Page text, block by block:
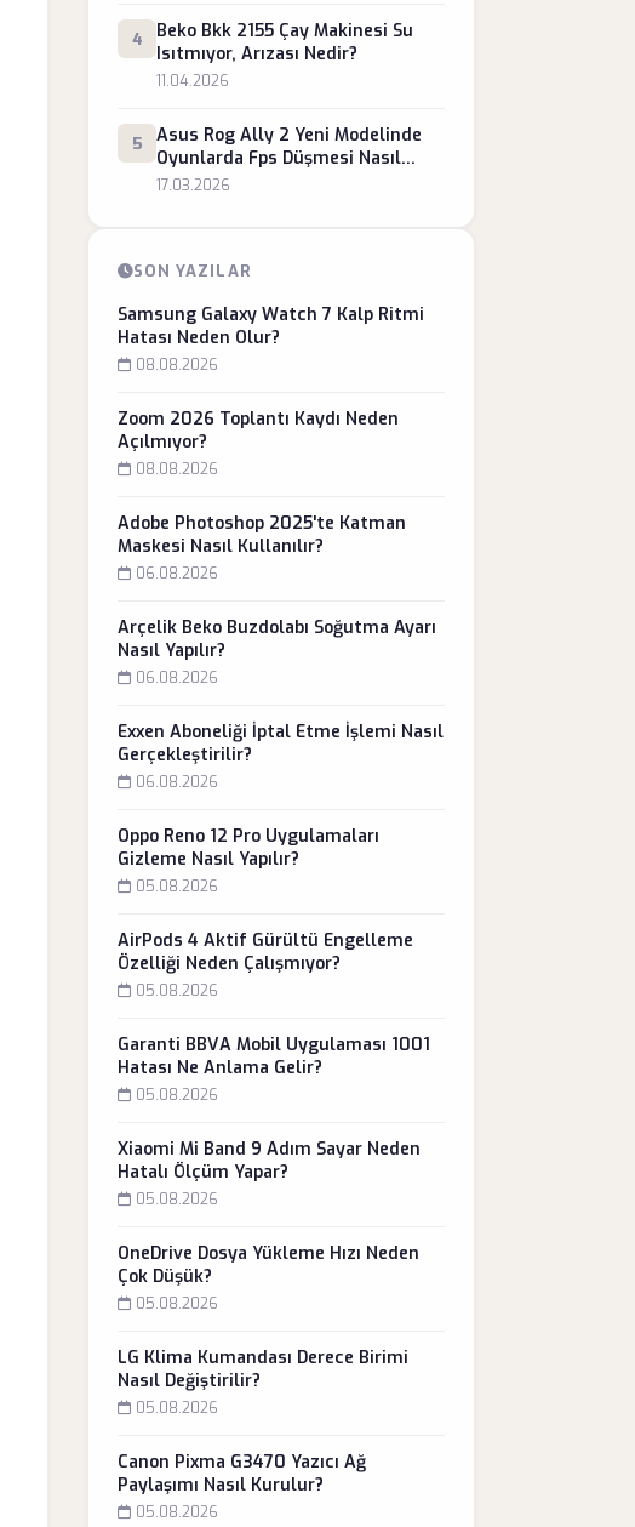
4
Beko Bkk 2155 Çay Makinesi Su
Isıtmıyor, Arızası Nedir?
11.04.2026
5
Asus Rog Ally 2 Yeni Modelinde
Oyunlarda Fps Düşmesi Nasıl
Engellenir?
17.03.2026
SON YAZILAR
Samsung Galaxy Watch 7 Kalp Ritmi
Hatası Neden Olur?
08.08.2026
Zoom 2026 Toplantı Kaydı Neden
Açılmıyor?
08.08.2026
Adobe Photoshop 2025'te Katman
Maskesi Nasıl Kullanılır?
06.08.2026
Arçelik Beko Buzdolabı Soğutma Ayarı
Nasıl Yapılır?
06.08.2026
Exxen Aboneliği İptal Etme İşlemi Nasıl
Gerçekleştirilir?
06.08.2026
Oppo Reno 12 Pro Uygulamaları
Gizleme Nasıl Yapılır?
05.08.2026
AirPods 4 Aktif Gürültü Engelleme
Özelliği Neden Çalışmıyor?
05.08.2026
Garanti BBVA Mobil Uygulaması 1001
Hatası Ne Anlama Gelir?
05.08.2026
Xiaomi Mi Band 9 Adım Sayar Neden
Hatalı Ölçüm Yapar?
05.08.2026
OneDrive Dosya Yükleme Hızı Neden
Çok Düşük?
05.08.2026
LG Klima Kumandası Derece Birimi
Nasıl Değiştirilir?
05.08.2026
Canon Pixma G3470 Yazıcı Ağ
Paylaşımı Nasıl Kurulur?
05.08.2026